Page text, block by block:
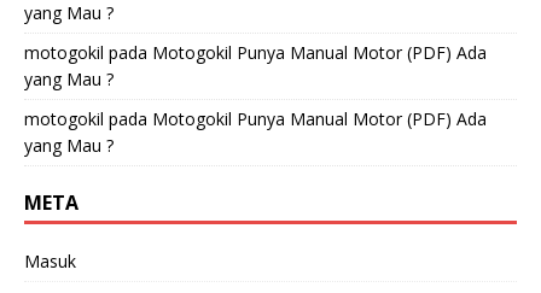
yang Mau ?
motogokil pada Motogokil Punya Manual Motor (PDF) Ada
yang Mau ?
motogokil pada Motogokil Punya Manual Motor (PDF) Ada
yang Mau ?
META
Masuk